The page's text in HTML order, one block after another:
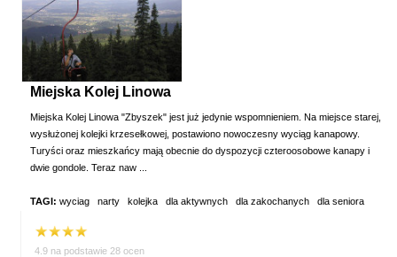
Miejska Kolej Linowa
Miejska Kolej Linowa "Zbyszek" jest już jedynie wspomnieniem. Na miejsce starej,
wysłużonej kolejki krzesełkowej, postawiono nowoczesny wyciąg kanapowy.
Turyści oraz mieszkańcy mają obecnie do dyspozycji czteroosobowe kanapy i
dwie gondole. Teraz naw ...
TAGI: wyciag narty kolejka dla aktywnych dla zakochanych dla seniora
4.9 na podstawie 28 ocen